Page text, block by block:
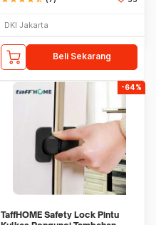
DKI Jakarta
Beli Sekarang
-64%
TaffHOME Safety Lock Pintu